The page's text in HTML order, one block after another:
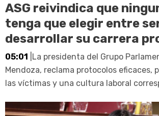
ASG reivindica que
tenga que elegir entre
desarrollar su carrera
05:01 |La presidenta del Grupo
Mendoza, reclama protocolos eficaces,
las víctimas y una cultura laboral